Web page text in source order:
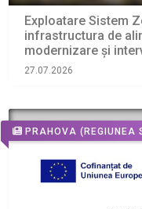
Exploatare Sistem
infrastructura de
modernizare și
27.07.2026
PRAHOVA (REGIUNEA